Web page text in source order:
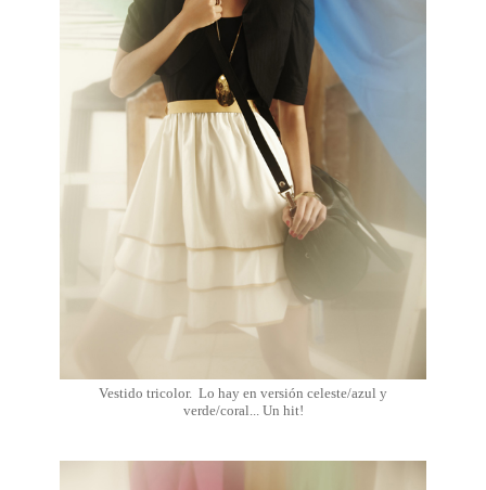
Vestido tricolor. Lo hay en versión celeste/azul y
verde/coral... Un hit!